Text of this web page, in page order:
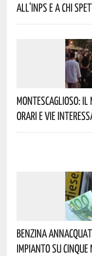
All’INPS E A Chi
Montescaglioso: Il
Orari E Vie
Benzina
Impianto Su